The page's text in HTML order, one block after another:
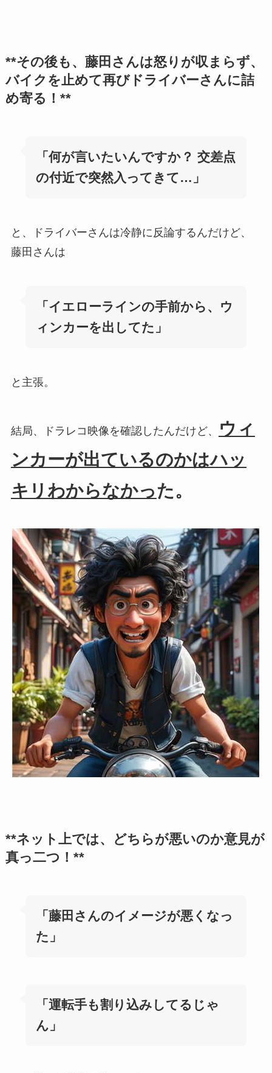
**その後も、藤田さんは怒りが収まらず、
バイクを止めて再びドライバーさんに詰
め寄る！**
「何が言いたいんですか？ 交差点
の付近で突然入ってきて…」
と、ドライバーさんは冷静に反論するんだけど、
藤田さんは
「イエローラインの手前から、ウ
ィンカーを出してた」
と主張。
結局、ドラレコ映像を確認したんだけど、
ウィ
ンカーが出ているのかはハッ
キリわからなかった。
**ネット上では、どちらが悪いのか意見が
真っ二つ！**
「藤田さんのイメージが悪くなっ
た」
「運転手も割り込みしてるじゃ
ん」